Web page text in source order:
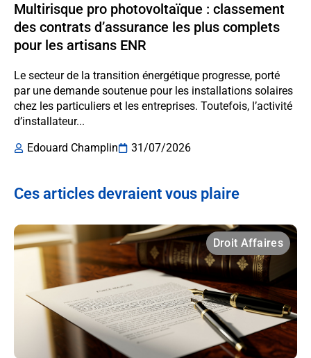
Multirisque pro photovoltaïque : classement
des contrats d’assurance les plus complets
pour les artisans ENR
Le secteur de la transition énergétique progresse, porté
par une demande soutenue pour les installations solaires
chez les particuliers et les entreprises. Toutefois, l’activité
d’installateur...
Edouard Champlin
31/07/2026
Ces articles devraient vous plaire
Droit Affaires